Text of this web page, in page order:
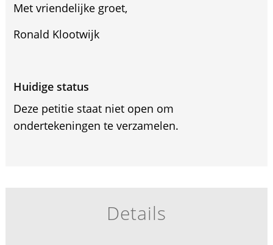
Met vriendelijke groet,
Ronald Klootwijk
Huidige status
Deze petitie staat niet open om
ondertekeningen te verzamelen.
Details